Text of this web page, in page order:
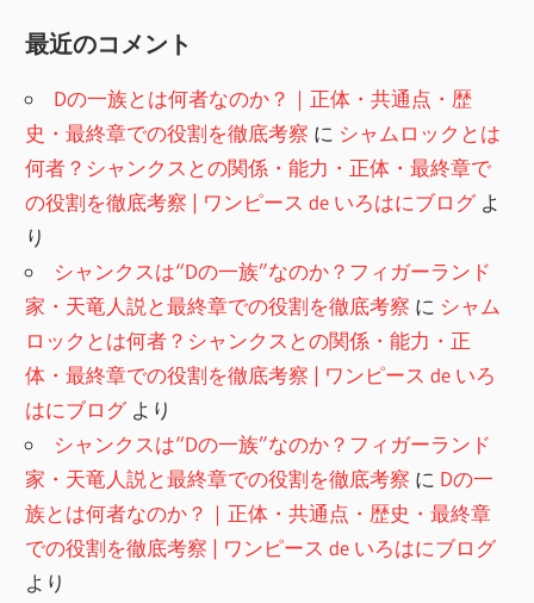
最近のコメント
Dの一族とは何者なのか？｜正体・共通点・歴
史・最終章での役割を徹底考察 に シャムロックとは
何者？シャンクスとの関係・能力・正体・最終章で
の役割を徹底考察 | ワンピース de いろはにブログよ
り
シャンクスは“Dの一族”なのか？フィガーランド
家・天竜人説と最終章での役割を徹底考察 に シャム
ロックとは何者？シャンクスとの関係・能力・正
体・最終章での役割を徹底考察 | ワンピース de いろ
はにブログより
シャンクスは“Dの一族”なのか？フィガーランド
家・天竜人説と最終章での役割を徹底考察 に Dの一
族とは何者なのか？｜正体・共通点・歴史・最終章
での役割を徹底考察 | ワンピース de いろはにブログ
より